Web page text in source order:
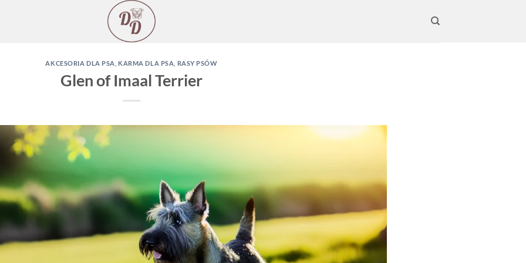
AKCESORIA DLA PSA KARMA DLA PSA RASY PSÓW
Glen of Imaal Terrier